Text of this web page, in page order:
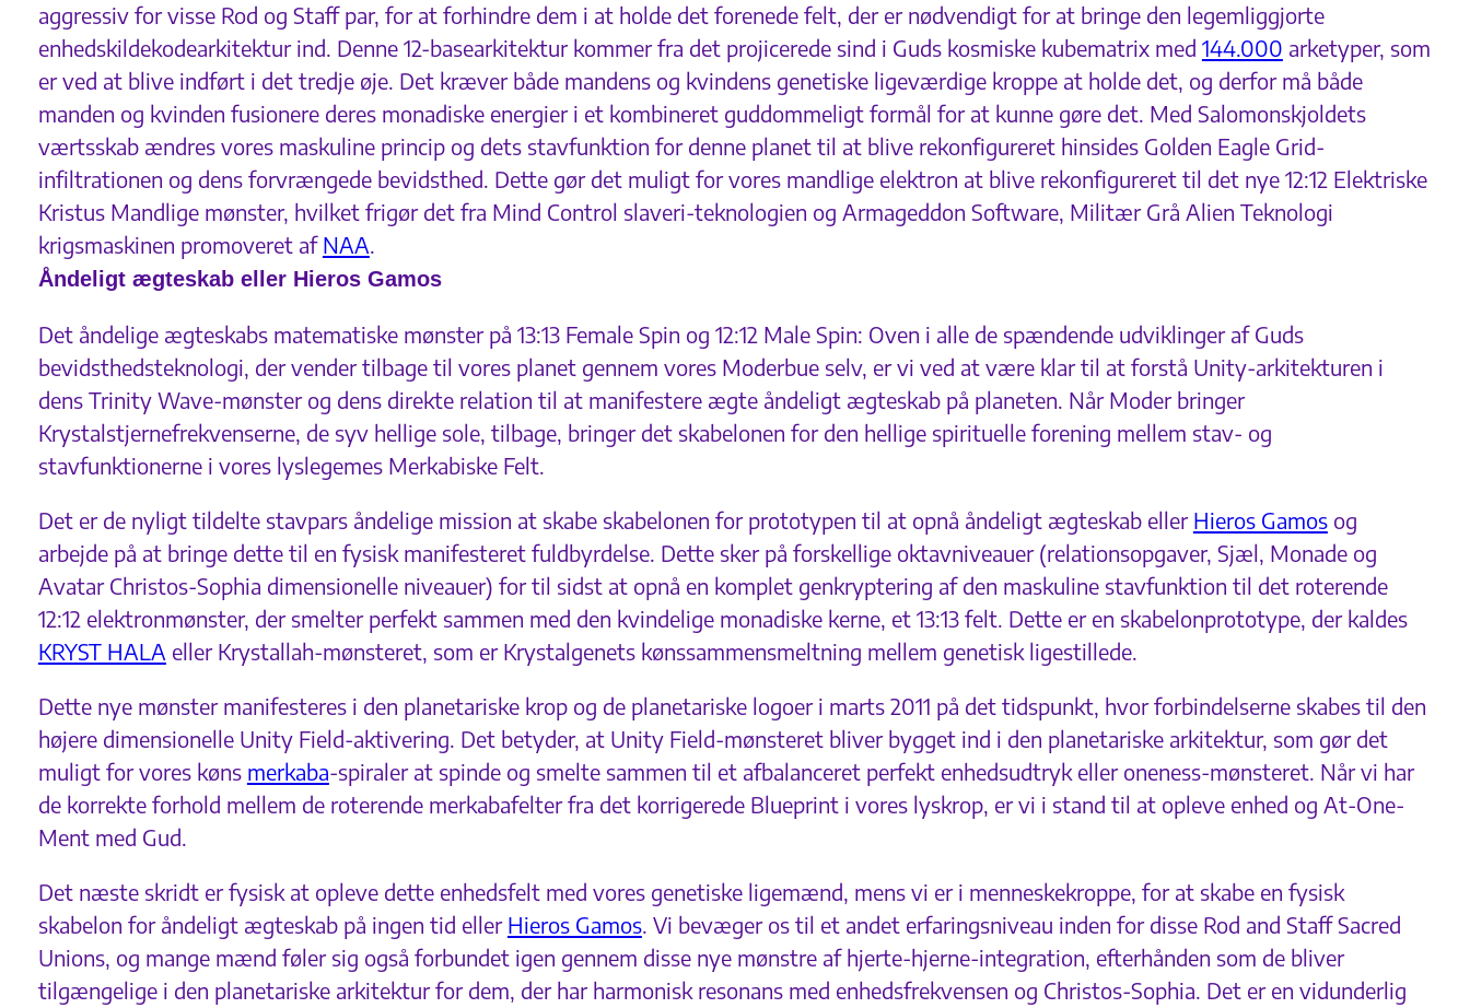
aggressiv for visse Rod og Staff par, for at forhindre dem i at holde det forenede felt, der er nødvendigt for at bringe den legemliggjorte
enhedskildekodearkitektur ind. Denne 12-basearkitektur kommer fra det projicerede sind i Guds kosmiske kubematrix med 144.000 arketyper, som
er ved at blive indført i det tredje øje. Det kræver både mandens og kvindens genetiske ligeværdige kroppe at holde det, og derfor må både
manden og kvinden fusionere deres monadiske energier i et kombineret guddommeligt formål for at kunne gøre det. Med Salomonskjoldets
værtsskab ændres vores maskuline princip og dets stavfunktion for denne planet til at blive rekonfigureret hinsides Golden Eagle Grid-
infiltrationen og dens forvrængede bevidsthed. Dette gør det muligt for vores mandlige elektron at blive rekonfigureret til det nye 12:12 Elektriske
Kristus Mandlige mønster, hvilket frigør det fra Mind Control slaveri-teknologien og Armageddon Software, Militær Grå Alien Teknologi
krigsmaskinen promoveret af NAA.
Åndeligt ægteskab eller Hieros Gamos
Det åndelige ægteskabs matematiske mønster på 13:13 Female Spin og 12:12 Male Spin: Oven i alle de spændende udviklinger af Guds
bevidsthedsteknologi, der vender tilbage til vores planet gennem vores Moderbue selv, er vi ved at være klar til at forstå Unity-arkitekturen i
dens Trinity Wave-mønster og dens direkte relation til at manifestere ægte åndeligt ægteskab på planeten. Når Moder bringer
Krystalstjernefrekvenserne, de syv hellige sole, tilbage, bringer det skabelonen for den hellige spirituelle forening mellem stav- og
stavfunktionerne i vores lyslegemes Merkabiske Felt.
Det er de nyligt tildelte stavpars åndelige mission at skabe skabelonen for prototypen til at opnå åndeligt ægteskab eller Hieros Gamosog
arbejde på at bringe dette til en fysisk manifesteret fuldbyrdelse. Dette sker på forskellige oktavniveauer (relationsopgaver, Sjæl, Monade og
Avatar Christos-Sophia dimensionelle niveauer) for til sidst at opnå en komplet genkryptering af den maskuline stavfunktion til det roterende
12:12 elektronmønster, der smelter perfekt sammen med den kvindelige monadiske kerne, et 13:13 felt. Dette er en skabelonprototype, der kaldes
KRYST HALA eller Krystallah-mønsteret, som er Krystalgenets kønssammensmeltning mellem genetisk ligestillede.
Dette nye mønster manifesteres i den planetariske krop og de planetariske logoer i marts 2011 på det tidspunkt, hvor forbindelserne skabes til den
højere dimensionelle Unity Field-aktivering. Det betyder, at Unity Field-mønsteret bliver bygget ind i den planetariske arkitektur, som gør det
muligt for vores køns merkaba-spiraler at spinde og smelte sammen til et afbalanceret perfekt enhedsudtryk eller oneness-mønsteret. Når vi har
de korrekte forhold mellem de roterende merkabafelter fra det korrigerede Blueprint i vores lyskrop, er vi i stand til at opleve enhed og At-One-
Ment med Gud.
Det næste skridt er fysisk at opleve dette enhedsfelt med vores genetiske ligemænd, mens vi er i menneskekroppe, for at skabe en fysisk
skabelon for åndeligt ægteskab på ingen tid eller Hieros Gamos. Vi bevæger os til et andet erfaringsniveau inden for disse Rod and Staff Sacred
Unions, og mange mænd føler sig også forbundet igen gennem disse nye mønstre af hjerte-hjerne-integration, efterhånden som de bliver
tilgængelige i den planetariske arkitektur for dem, der har harmonisk resonans med enhedsfrekvensen og Christos-Sophia. Det er en vidunderlig